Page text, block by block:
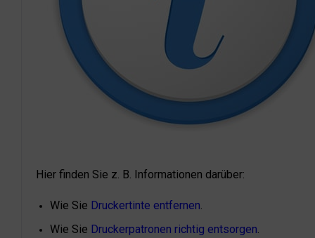
Hier finden Sie z. B. Informationen darüber:
Wie Sie Druckertinte entfernen.
Wie Sie Druckerpatronen richtig entsorgen.